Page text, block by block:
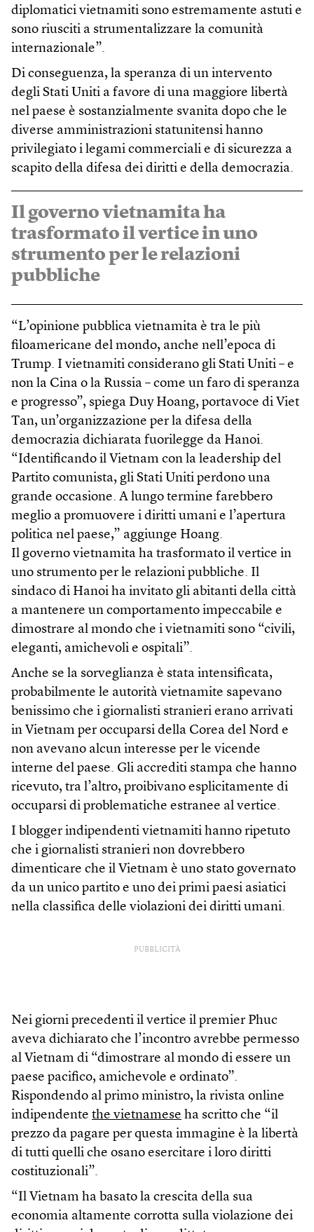
diplomatici vietnamiti sono estremamente astuti e
sono riusciti a strumentalizzare la comunità
internazionale”.
Di conseguenza, la speranza di un intervento
degli Stati Uniti a favore di una maggiore libertà
nel paese è sostanzialmente svanita dopo che le
diverse amministrazioni statunitensi hanno
privilegiato i legami commerciali e di sicurezza a
scapito della difesa dei diritti e della democrazia.
Il governo vietnamita ha
trasformato il vertice in uno
strumento per le relazioni
pubbliche
“L’opinione pubblica vietnamita è tra le più
filoamericane del mondo, anche nell’epoca di
Trump. I vietnamiti considerano gli Stati Uniti – e
non la Cina o la Russia – come un faro di speranza
e progresso”, spiega Duy Hoang, portavoce di Viet
Tan, un’organizzazione per la difesa della
democrazia dichiarata fuorilegge da Hanoi.
“Identificando il Vietnam con la leadership del
Partito comunista, gli Stati Uniti perdono una
grande occasione. A lungo termine farebbero
meglio a promuovere i diritti umani e l’apertura
politica nel paese,” aggiunge Hoang.
Il governo vietnamita ha trasformato il vertice in
uno strumento per le relazioni pubbliche. Il
sindaco di Hanoi ha invitato gli abitanti della città
a mantenere un comportamento impeccabile e
dimostrare al mondo che i vietnamiti sono “civili,
eleganti, amichevoli e ospitali”.
Anche se la sorveglianza è stata intensificata,
probabilmente le autorità vietnamite sapevano
benissimo che i giornalisti stranieri erano arrivati
in Vietnam per occuparsi della Corea del Nord e
non avevano alcun interesse per le vicende
interne del paese. Gli accrediti stampa che hanno
ricevuto, tra l’altro, proibivano esplicitamente di
occuparsi di problematiche estranee al vertice.
I blogger indipendenti vietnamiti hanno ripetuto
che i giornalisti stranieri non dovrebbero
dimenticare che il Vietnam è uno stato governato
da un unico partito e uno dei primi paesi asiatici
nella classifica delle violazioni dei diritti umani.
PUBBLICITÀ
Nei giorni precedenti il vertice il premier Phuc
aveva dichiarato che l’incontro avrebbe permesso
al Vietnam di “dimostrare al mondo di essere un
paese pacifico, amichevole e ordinato”.
Rispondendo al primo ministro, la rivista online
indipendente the vietnamese ha scritto che “il
prezzo da pagare per questa immagine è la libertà
di tutti quelli che osano esercitare i loro diritti
costituzionali”.
“Il Vietnam ha basato la crescita della sua
economia altamente corrotta sulla violazione dei